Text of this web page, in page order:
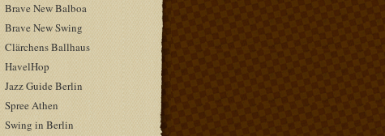
Brave New Balboa
Brave New Swing
Clärchens Ballhaus
HavelHop
Jazz Guide Berlin
Spree Athen
Swing in Berlin